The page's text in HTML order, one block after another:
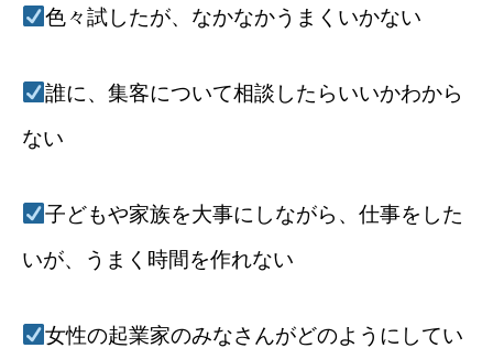
色々試したが、なかなかうまくいかない
誰に、集客について相談したらいいかわから
ない
子どもや家族を大事にしながら、仕事をした
いが、うまく時間を作れない
女性の起業家のみなさんがどのようにしてい